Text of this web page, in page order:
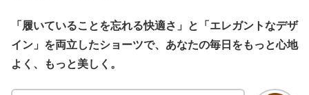
「履いていることを忘れる快適さ」と「エレガントなデザ
イン」を両立したショーツで、あなたの毎日をもっと心地
よく、もっと美しく。